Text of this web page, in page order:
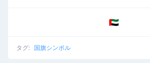
🇦🇪
タグ: 国旗シンボル